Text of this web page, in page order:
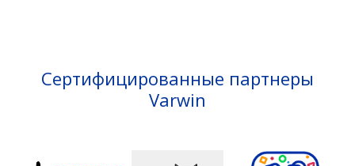
Сертифицированные партнеры
Varwin